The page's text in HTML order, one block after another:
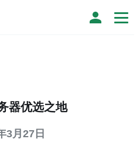
器优选之地
3月27日